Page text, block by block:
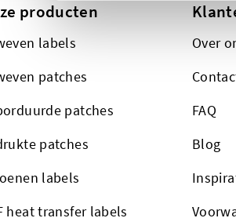
producten
labels
patches
patches
patches
labels
heat transfer labels
Over
FAQ
Blog